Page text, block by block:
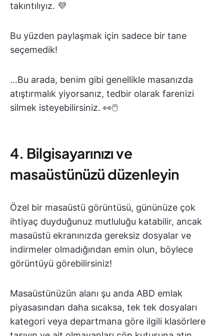
takıntılıyız. 💜
Bu yüzden paylaşmak için sadece bir tane
seçemedik!
…Bu arada, benim gibi genellikle masanızda
atıştırmalık yiyorsanız, tedbir olarak farenizi
silmek isteyebilirsiniz. 👀🖱
4. Bilgisayarınızı ve
masaüstünüzü düzenleyin
Özel bir masaüstü görüntüsü, gününüze çok
ihtiyaç duyduğunuz mutluluğu katabilir, ancak
masaüstü ekranınızda gereksiz dosyalar ve
indirmeler olmadığından emin olun, böylece
görüntüyü görebilirsiniz!
Masaüstünüzün alanı şu anda ABD emlak
piyasasından daha sıcaksa, tek tek dosyaları
kategori veya departmana göre ilgili klasörlere